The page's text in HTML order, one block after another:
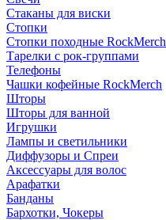
Стаканы для виски
Стопки
Стопки походные RockMerch
Тарелки с рок-группами
Телефоны
Чашки кофейные RockMerch
Шторы
Шторы для ванной
Игрушки
Лампы и светильники
Диффузоры и Спреи
Аксессуары для волос
Арафатки
Банданы
Бархотки, Чокеры